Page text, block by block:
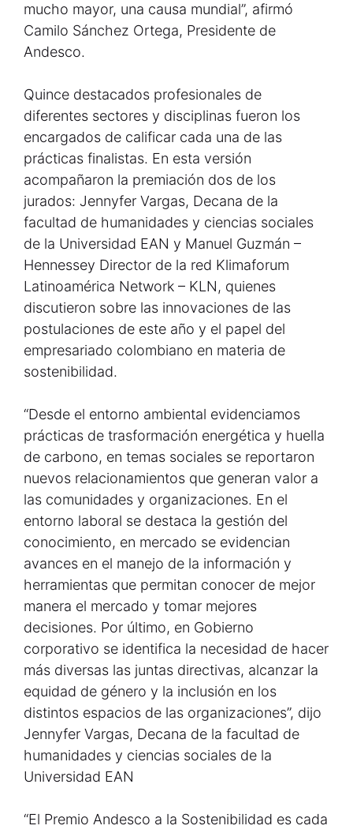
mucho mayor, una causa mundial”, afirmó
Camilo Sánchez Ortega, Presidente de
Andesco.
Quince destacados profesionales de
diferentes sectores y disciplinas fueron los
encargados de calificar cada una de las
prácticas finalistas. En esta versión
acompañaron la premiación dos de los
jurados: Jennyfer Vargas, Decana de la
facultad de humanidades y ciencias sociales
de la Universidad EAN y Manuel Guzmán –
Hennessey Director de la red Klimaforum
Latinoamérica Network – KLN, quienes
discutieron sobre las innovaciones de las
postulaciones de este año y el papel del
empresariado colombiano en materia de
sostenibilidad.
“Desde el entorno ambiental evidenciamos
prácticas de trasformación energética y huella
de carbono, en temas sociales se reportaron
nuevos relacionamientos que generan valor a
las comunidades y organizaciones. En el
entorno laboral se destaca la gestión del
conocimiento, en mercado se evidencian
avances en el manejo de la información y
herramientas que permitan conocer de mejor
manera el mercado y tomar mejores
decisiones. Por último, en Gobierno
corporativo se identifica la necesidad de hacer
más diversas las juntas directivas, alcanzar la
equidad de género y la inclusión en los
distintos espacios de las organizaciones”, dijo
Jennyfer Vargas, Decana de la facultad de
humanidades y ciencias sociales de la
Universidad EAN
“El Premio Andesco a la Sostenibilidad es cada